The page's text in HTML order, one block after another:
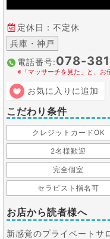
定休日：不定休
兵庫・神戸
電話番号:078-
※「マッサーチを見た」と、お
お気に入りに追加
こだわり条件
クレジットカードOK
2名様歓迎
完全個室
セラピスト指名可
お店から読者様へ
新感覚のプライベートサ